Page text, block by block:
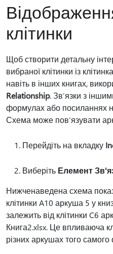
клітинки
Щоб створити детальну
вибраної клітинки із
навіть в інших книгах,
Relationship. Зв’язки з
формулах або посиланнях
Схема може пов’язувати
Перейдіть на вкладку
Виберіть Елемент
Нижченаведена схема
клітинки A10 аркуша 5 у
залежить від клітинки C6
Книга2.xlsx. Це впливаюча
різних аркушах того